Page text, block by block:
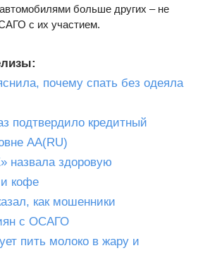
больше других – не
с их участием.
почему спать без одеяла
подтвердило кредитный
АА(RU)
назвала здоровую
кофе
как мошенники
с ОСАГО
пить молоко в жару и